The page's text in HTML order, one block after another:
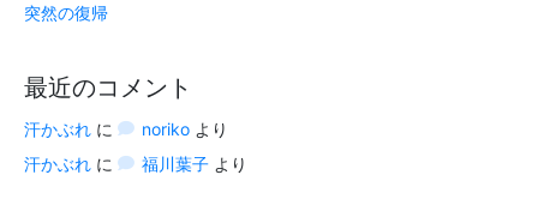
突然の復帰
最近のコメント
汗かぶれ に norikoより
汗かぶれ に 福川葉子より